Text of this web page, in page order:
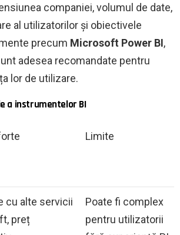
companiei, volumul de date,
al utilizatorilor și obiectivele
precum Microsoft Power BI,
adesea recomandate pentru
lor de utilizare.
a instrumentelor BI
Limite
cu alte servicii
preț
Poate fi complex
pentru utilizatorii